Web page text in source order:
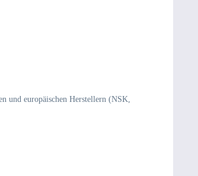
und europäischen Herstellern (NSK,